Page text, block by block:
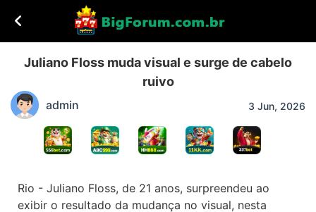
Juliano Floss muda visual e surge de cabelo
ruivo
admin 3 Jun, 2026
Rio - Juliano Floss, de 21 anos, surpreendeu ao
exibir o resultado da mudança no visual, nesta